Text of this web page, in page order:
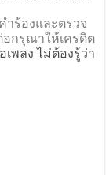
ำร้องและตรวจ
อกรุณาให้เครดิต
เพลง ไม่ต้องรู้ว่า